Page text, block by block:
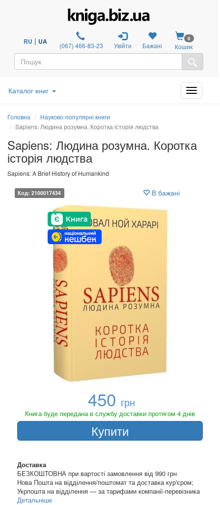
RU | UA (067) 466-83-23 Увійти Бажані
0
Кошик
Каталог книг
Головна
Науково-популярні книги
Sapiens: Людина розумна. Коротка історія людства
Sapiens: Людина розумна. Коротка
історія людства
Sapiens: A Brief History of Humankind
Код: 2100017434 В бажані
450 грн
Книга буде передана в службу доставки протягом 4 днів
Купити
Доставка
БЕЗКОШТОВНА при вартості замовлення від 990 грн
Нова Пошта на відділення/поштомат та доставка кур'єром;
Укрпошта на відділення — за тарифами компанії-перевізника
Детальніше